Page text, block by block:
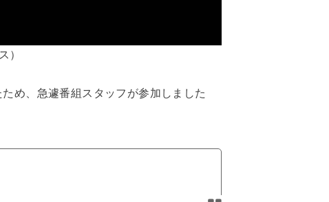
）
め、急遽番組スタッフが参加しました